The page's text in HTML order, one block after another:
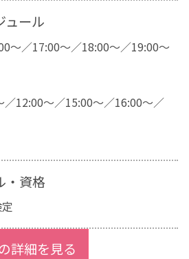
ュール
～／17:00～／18:00～／19:00～
12:00～／15:00～／16:00～／
・資格
詳細を見る